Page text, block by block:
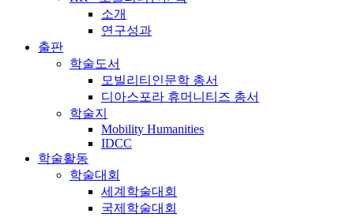
소개
연구성과
출판
학술도서
모빌리티인문학 총서
디아스포라 휴머니티즈 총서
학술지
Mobility Humanities
IDCC
학술활동
학술대회
세계학술대회
국제학술대회